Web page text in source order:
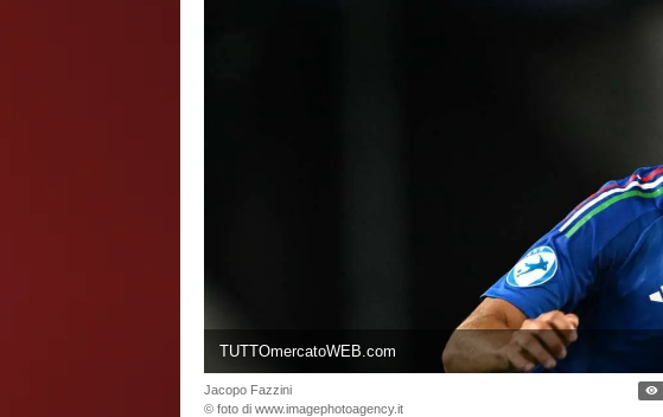
TUTTOmercatoWEB.com
Jacopo Fazzini
© foto di www.imagephotoagency.it